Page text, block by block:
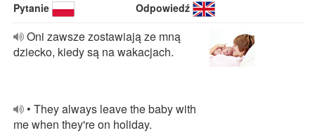
Pytanie Odpowiedź
Oni zawsze zostawiają ze mną
dziecko, kiedy są na wakacjach.
• They always leave the baby with
me when they're on holiday.